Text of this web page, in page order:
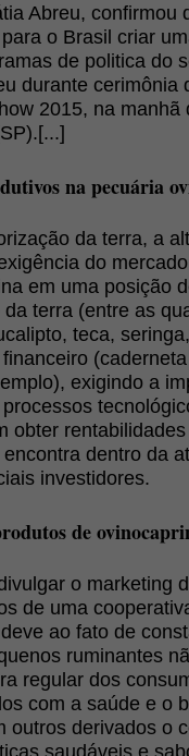
Abreu, confirmou
o Brasil criar
de politica do
durante cerimônia
2015, na manhã
na pecuária
da terra, a
do
em uma posição
terra (entre as
teca,
exigindo a
obter
dentro da
investidores.
de
o marketing
de uma
ao fato de
ruminantes
regular dos
com a saúde e o
outros derivados o
saudáveis e